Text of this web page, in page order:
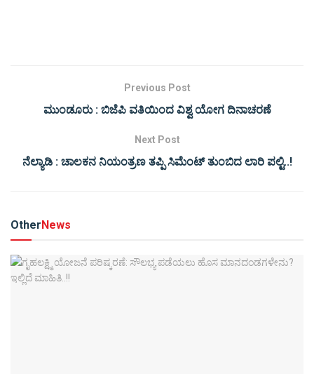
Previous Post
ಮುಂಡೂರು : ಬಿಜೆಪಿ ವತಿಯಿಂದ ವಿಶ್ವ ಯೋಗ ದಿನಾಚರಣೆ
Next Post
ನೆಲ್ಯಾಡಿ : ಚಾಲಕನ ನಿಯಂತ್ರಣ ತಪ್ಪಿ ಸಿಮೆಂಟ್ ತುಂಬಿದ ಲಾರಿ ಪಲ್ಟಿ..!
Other News